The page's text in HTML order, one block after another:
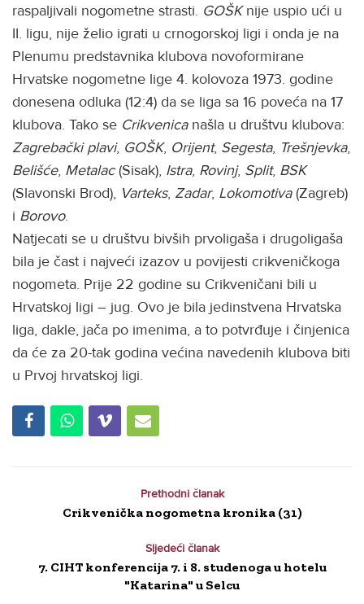
raspaljivali nogometne strasti. GOŠKnije uspio ući u
II. ligu, nije želio igrati u crnogorskoj ligi i onda je na
Plenumu predstavnika klubova novoformirane
Hrvatske nogometne lige 4. kolovoza 1973. godine
donesena odluka (12:4) da se liga sa 16 poveća na 17
klubova. Tako se Crikvenica našla u društvu klubova:
Zagrebački plavi, GOŠK, Orijent, Segesta, Trešnjevka,
Belišće, Metalac(Sisak), Istra, Rovinj, Split, BSK
(Slavonski Brod), Varteks, Zadar, Lokomotiva(Zagreb)
i Borovo.
Natjecati se u društvu bivših prvoligaša i drugoligaša
bila je čast i najveći izazov u povijesti crikveničkoga
nogometa. Prije 22 godine su Crikveničani bili u
Hrvatskoj ligi – jug. Ovo je bila jedinstvena Hrvatska
liga, dakle, jača po imenima, a to potvrđuje i činjenica
da će za 20-tak godina većina navedenih klubova biti
u Prvoj hrvatskoj ligi.
Prethodni članak
Crikvenička nogometna kronika (31)
Sljedeći članak
7. CIHT konferencija 7. i 8. studenoga u hotelu
"Katarina" u Selcu